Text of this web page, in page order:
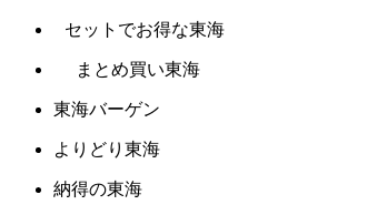
セットでお得な東海
まとめ買い東海
東海バーゲン
よりどり東海
納得の東海